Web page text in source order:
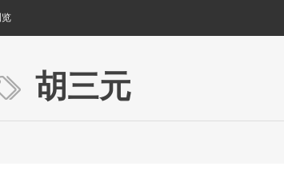
胡三元